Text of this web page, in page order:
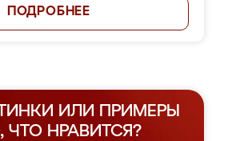
ПОДРОБНЕЕ
ИЛИ ПРИМЕРЫ
ЧТО НРАВИТСЯ?